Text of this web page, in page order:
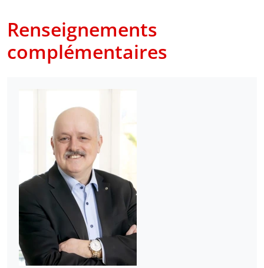
Renseignements
complémentaires